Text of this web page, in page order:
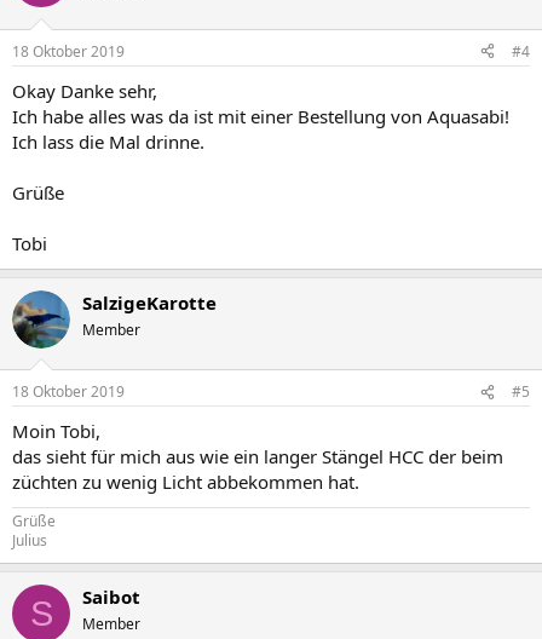
18 Oktober 2019 #4
Okay Danke sehr,
Ich habe alles was da ist mit einer Bestellung von Aquasabi!
Ich lass die Mal drinne.
Grüße
Tobi
SalzigeKarotte
Member
18 Oktober 2019 #5
Moin Tobi,
das sieht für mich aus wie ein langer Stängel HCC der beim
züchten zu wenig Licht abbekommen hat.
Grüße
Julius
S Saibot
Member